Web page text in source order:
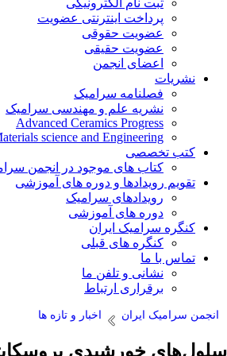
ثبت نام الکترونیکی
پرداخت اینترنتی عضویت
عضویت حقوقی
عضویت حقیقی
اعضای انجمن
نشریات
فصلنامه سرامیک
نشریه علم و مهندسی سرامیک
Advanced Ceramics Progress
science and Engineering
کتب تخصصی
کتاب های موجود در انجمن
تقویم رویدادها و دوره های آموزشی
رویدادهای سرامیک
دوره های آموزشی
کنگره سرامیک ایران
کنگره های قبلی
تماس با ما
نشانی و تلفن ما
برقراری ارتباط
انجمن سرامیک ایران اخبار و تازه ها
سلول‌های خورشیدی